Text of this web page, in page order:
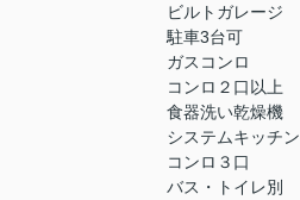
ビルトガレージ
駐車3台可
ガスコンロ
コンロ２口以上
食器洗い乾燥機
システムキッチン
コンロ３口
バス・トイレ別